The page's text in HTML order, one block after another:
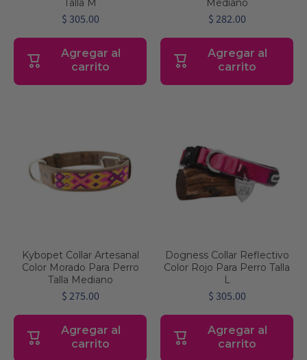
Talla M
$ 305.00
Agregar al
carrito
Mediano
$ 282.00
Agregar al
carrito
Kybopet Collar Artesanal
Color Morado Para Perro
Talla Mediano
$ 275.00
Agregar al
carrito
Dogness Collar Reflectivo
Color Rojo Para Perro Talla
L
$ 305.00
Agregar al
carrito